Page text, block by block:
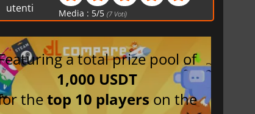
utenti
Media : 5/5 (7 Voti)
a total prize pool of
1,000 USDT
thetop 10 players on the